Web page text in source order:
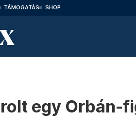
TÁMOGATÁS SHOP
egy Orbán-